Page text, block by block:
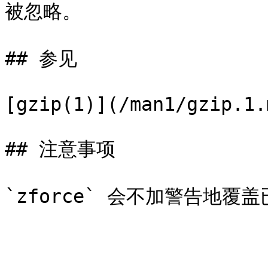
被忽略。
## 参见
[gzip(1)](/man1/
## 注意事项